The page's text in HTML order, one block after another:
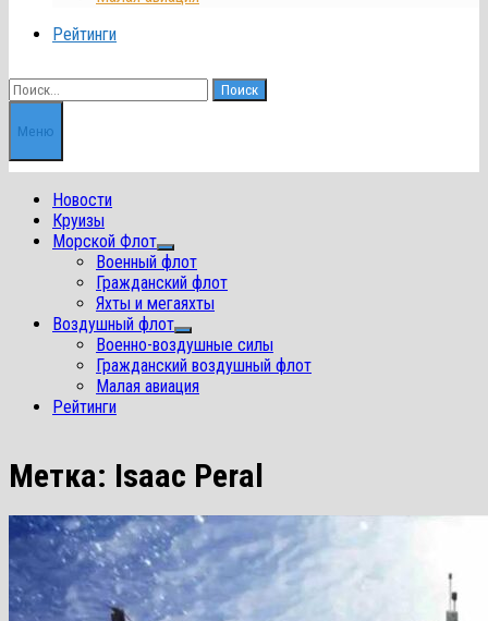
Рейтинги
Найти:
Меню
Новости
Круизы
Морской Флот
Показать
подменю
Военный флот
Гражданский флот
Яхты и мегаяхты
Воздушный флот
Показать
подменю
Военно-воздушные силы
Гражданский воздушный флот
Малая авиация
Рейтинги
Метка: Isaac Peral